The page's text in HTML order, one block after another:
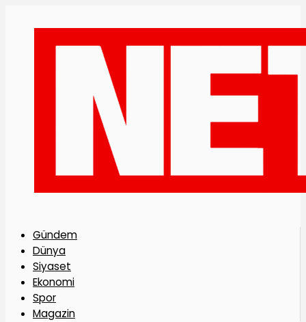
Gündem
Dünya
Siyaset
Ekonomi
Spor
Magazin